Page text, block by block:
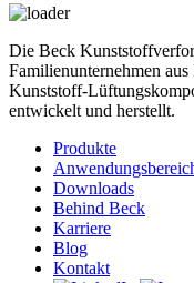
Die Beck
Familienunternehmen
Kunststoff-
entwickelt und herstellt.
Produkte
Downloads
Behind Beck
Karriere
Blog
Kontakt